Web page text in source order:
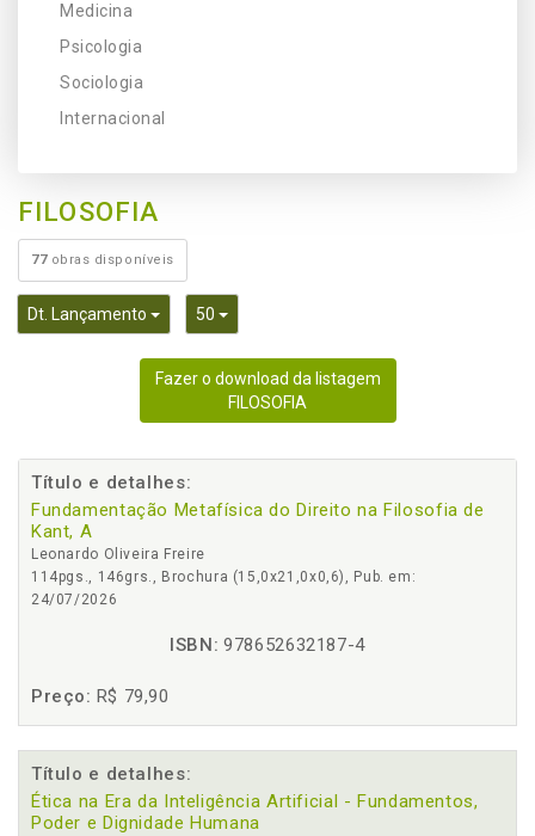
Medicina
Psicologia
Sociologia
Internacional
FILOSOFIA
77obras disponíveis
Dt. Lançamento Toggle Dropdown
50 Toggle Dropdown
Fazer o download da listagem
FILOSOFIA
Título e detalhes:
Fundamentação Metafísica do Direito na Filosofia de
Kant, A
Leonardo Oliveira Freire
114pgs., 146grs., Brochura (15,0x21,0x0,6), Pub. em:
24/07/2026
ISBN: 978652632187-4
Preço: R$ 79,90
Título e detalhes:
Ética na Era da Inteligência Artificial - Fundamentos,
Poder e Dignidade Humana